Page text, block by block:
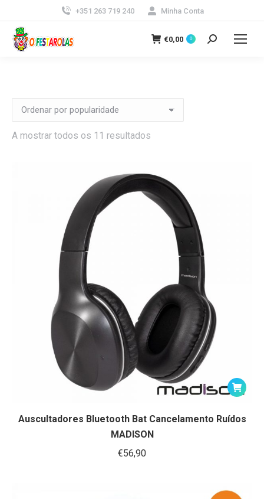
+351 263 719 240 Minha Conta
€0,00 0 Search:
A mostrar todos os 11 resultados
Auscultadores Bluetooth Bat Cancelamento Ruídos
MADISON
€56,90